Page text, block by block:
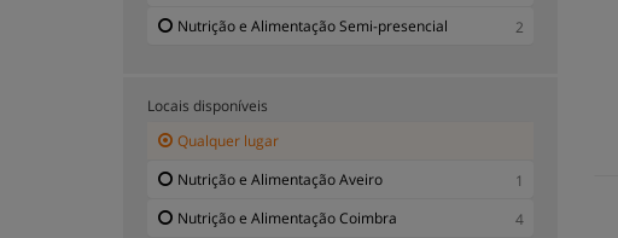
Nutrição e Alimentação Semi-presencial
2
Locais disponíveis
Qualquer lugar
Nutrição e Alimentação Aveiro
1
Nutrição e Alimentação Coimbra
4